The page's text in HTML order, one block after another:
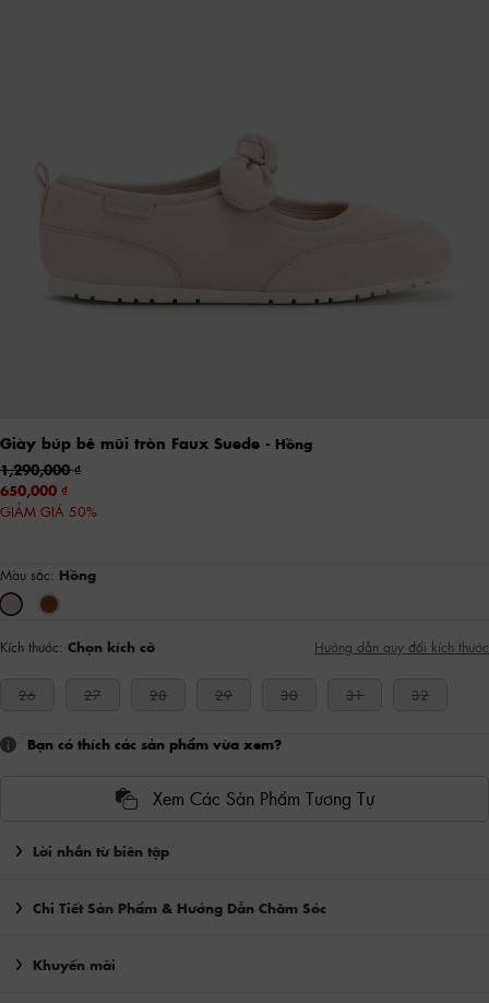
Giày búp bê mũi tròn Faux Suede - Hồng
1,290,000
650,000
GIẢM GIÁ 50%
Màu sắc: Hồng
Kích thước: Chọn kích cỡ Hướng dẫn quy đổi kích thước
26 27 28 29 30 31 32
Bạn có thích các sản phẩm vừa xem?
Xem Các Sản Phẩm Tương Tự
Lời nhắn từ biên tập
Chi Tiết Sản Phẩm & Hướng Dẫn Chăm Sóc
Khuyến mãi